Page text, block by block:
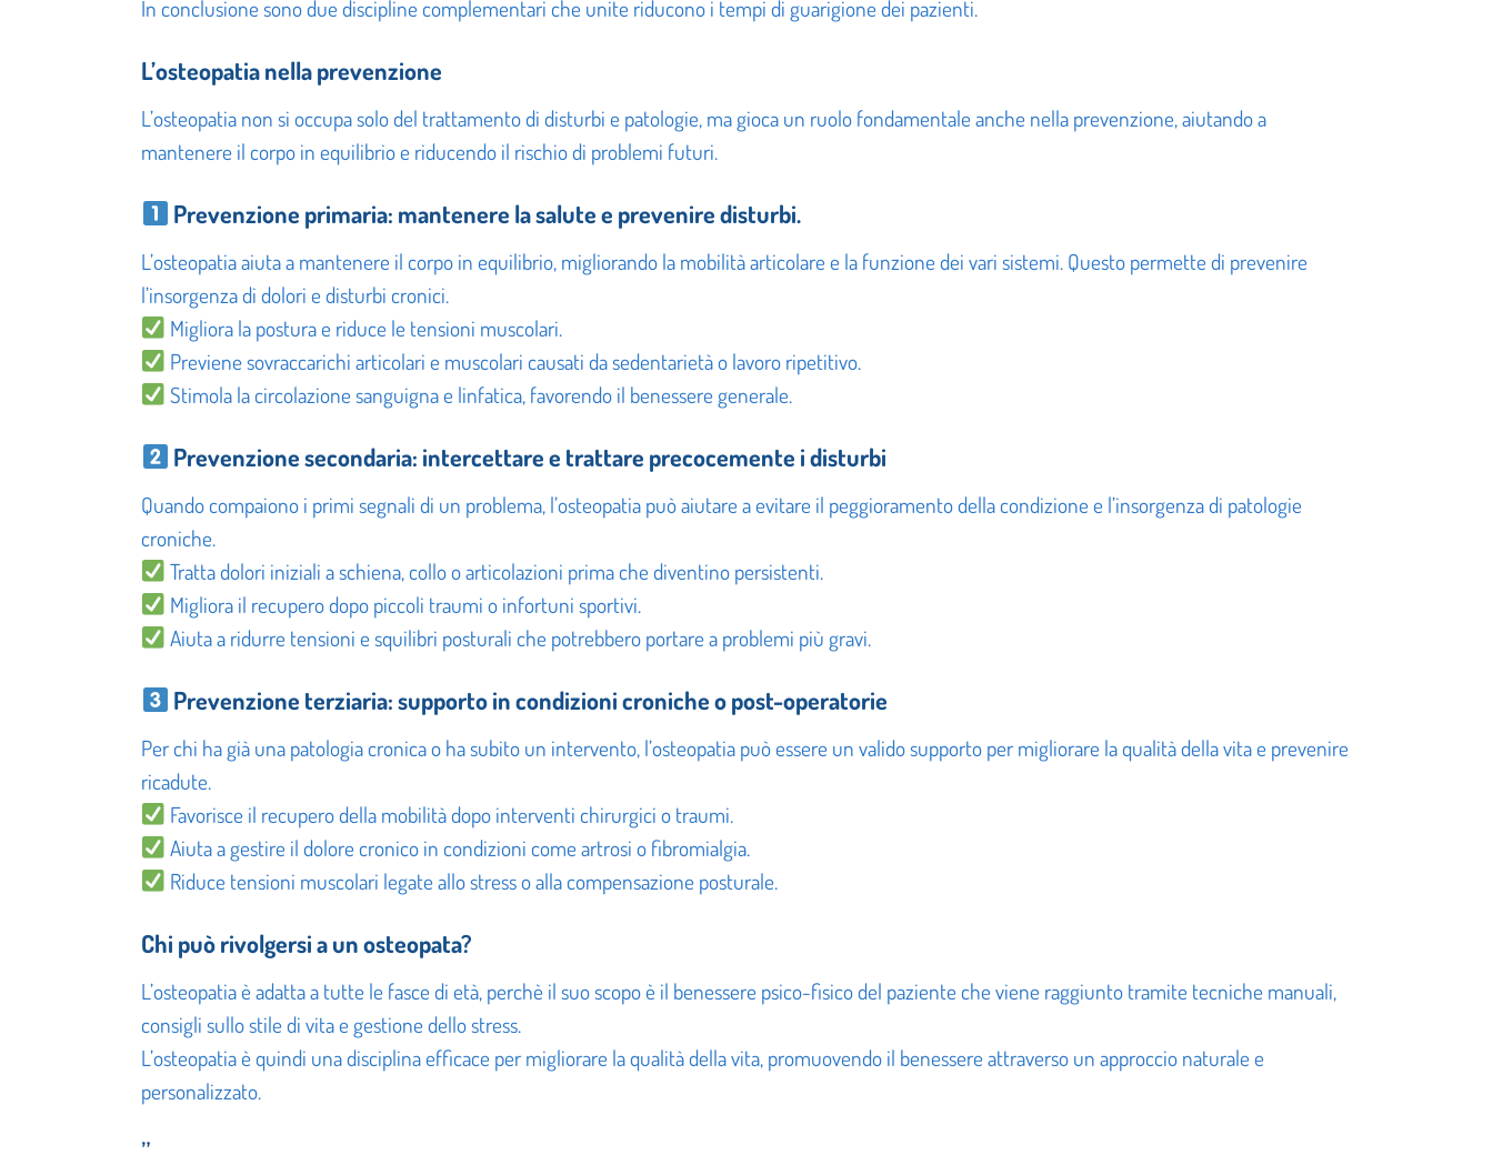
In conclusione sono due discipline complementari che unite riducono i tempi di guarigione dei pazienti.
L’osteopatia nella prevenzione
L’osteopatia non si occupa solo del trattamento di disturbi e patologie, ma gioca un ruolo fondamentale anche nella prevenzione, aiutando a
mantenere il corpo in equilibrio e riducendo il rischio di problemi futuri.
Prevenzione primaria: mantenere la salute e prevenire disturbi.
L’osteopatia aiuta a mantenere il corpo in equilibrio, migliorando la mobilità articolare e la funzione dei vari sistemi. Questo permette di prevenire
l’insorgenza di dolori e disturbi cronici.
Migliora la postura e riduce le tensioni muscolari.
Previene sovraccarichi articolari e muscolari causati da sedentarietà o lavoro ripetitivo.
Stimola la circolazione sanguigna e linfatica, favorendo il benessere generale.
Prevenzione secondaria: intercettare e trattare precocemente i disturbi
Quando compaiono i primi segnali di un problema, l’osteopatia può aiutare a evitare il peggioramento della condizione e l’insorgenza di patologie
croniche.
Tratta dolori iniziali a schiena, collo o articolazioni prima che diventino persistenti.
Migliora il recupero dopo piccoli traumi o infortuni sportivi.
Aiuta a ridurre tensioni e squilibri posturali che potrebbero portare a problemi più gravi.
Prevenzione terziaria: supporto in condizioni croniche o post-operatorie
Per chi ha già una patologia cronica o ha subito un intervento, l’osteopatia può essere un valido supporto per migliorare la qualità della vita e prevenire
ricadute.
Favorisce il recupero della mobilità dopo interventi chirurgici o traumi.
Aiuta a gestire il dolore cronico in condizioni come artrosi o fibromialgia.
Riduce tensioni muscolari legate allo stress o alla compensazione posturale.
Chi può rivolgersi a un osteopata?
L’osteopatia è adatta a tutte le fasce di età, perchè il suo scopo è il benessere psico-fisico del paziente che viene raggiunto tramite tecniche manuali,
consigli sullo stile di vita e gestione dello stress.
L’osteopatia è quindi una disciplina efficace per migliorare la qualità della vita, promuovendo il benessere attraverso un approccio naturale e
personalizzato.
”